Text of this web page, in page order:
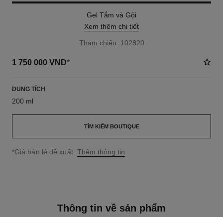
Gel Tắm và Gội
Xem thêm chi tiết
Tham chiếu 102820
1 750 000 VND*
DUNG TÍCH
200 ml
TÌM KIẾM BOUTIQUE
↩
*Giá bán lẻ đề xuất. Thêm thông tin
Thông tin về sản phẩm